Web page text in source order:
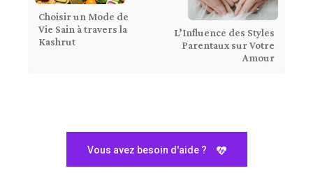
Choisir un Mode de
Vie Sain à travers la
Kashrut
L’Influence des Styles
Parentaux sur Votre
Amour
Vous avez besoin d'aide ?